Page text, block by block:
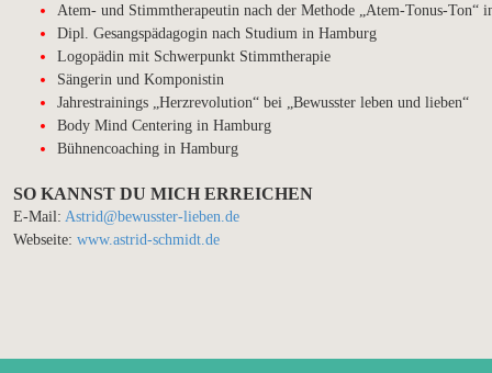
Atem- und Stimmtherapeutin nach der Methode „Atem-Tonus-Ton“
Dipl. Gesangspädagogin nach Studium in Hamburg
Logopädin mit Schwerpunkt Stimmtherapie
Sängerin und Komponistin
Jahrestrainings „Herzrevolution“ bei „Bewusster leben und lieben“
Body Mind Centering in Hamburg
Bühnencoaching in Hamburg
SO KANNST DU MICH ERREICHEN
E-Mail: Astrid@bewusster-lieben.de
Webseite: www.astrid-schmidt.de